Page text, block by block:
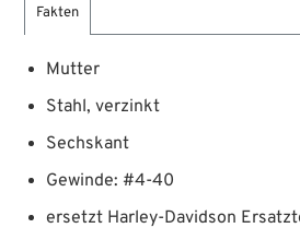
Fakten
Mutter
Stahl, verzinkt
Sechskant
Gewinde: #4-40
ersetzt Harley-Davidson